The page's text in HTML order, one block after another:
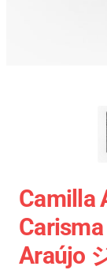
Camilla
Araújo